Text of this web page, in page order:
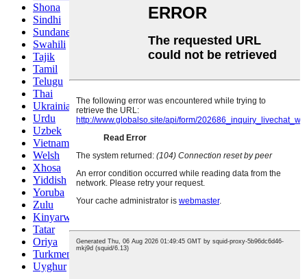
Shona
Sindhi
Sundanese
Swahili
Tajik
Tamil
Telugu
Thai
Ukrainian
Urdu
Uzbek
Vietnamese
Welsh
Xhosa
Yiddish
Yoruba
Zulu
Kinyarwanda
Tatar
Oriya
Turkmen
Uyghur